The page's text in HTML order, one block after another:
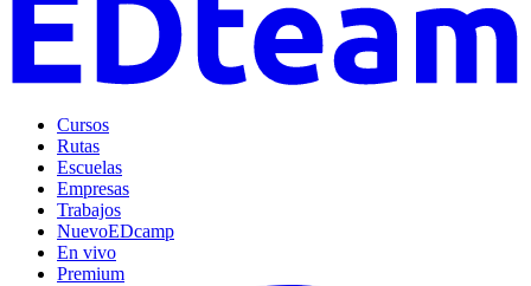
Cursos
Rutas
Escuelas
Empresas
Trabajos
NuevoEDcamp
En vivo
Premium